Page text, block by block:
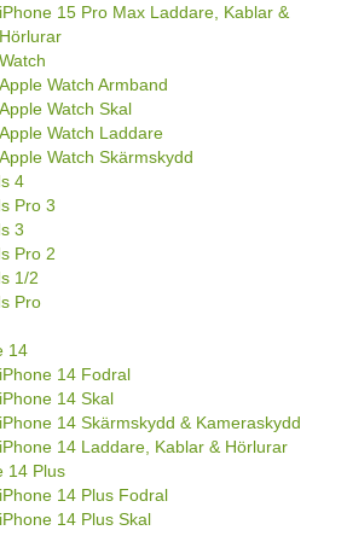
iPhone 15 Pro Max Laddare, Kablar &
Hörlurar
Apple Watch Armband
Apple Watch Skal
Apple Watch Laddare
Apple Watch Skärmskydd
4
Pro 3
3
Pro 2
1/2
Pro
14
iPhone 14 Fodral
iPhone 14 Skal
iPhone 14 Skärmskydd & Kameraskydd
iPhone 14 Laddare, Kablar & Hörlurar
14 Plus
iPhone 14 Plus Fodral
iPhone 14 Plus Skal